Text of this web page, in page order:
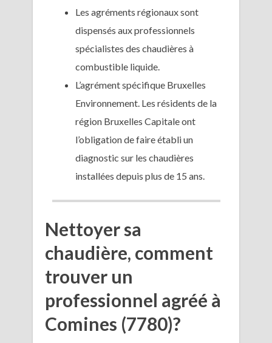
Les agréments régionaux sont
dispensés aux professionnels
spécialistes des chaudières à
combustible liquide.
L’agrément spécifique Bruxelles
Environnement. Les résidents de la
région Bruxelles Capitale ont
l’obligation de faire établi un
diagnostic sur les chaudières
installées depuis plus de 15 ans.
Nettoyer sa
chaudière, comment
trouver un
professionnel agréé à
Comines (7780)?